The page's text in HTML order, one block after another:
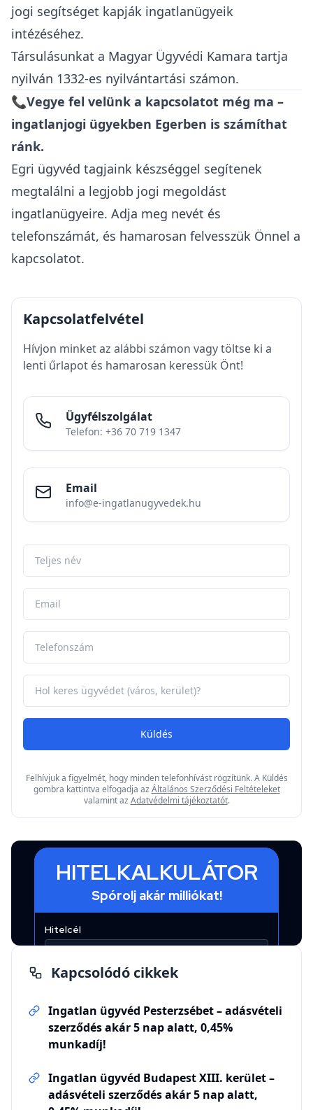
jogi segítséget kapják ingatlanügyeik
intézéséhez.
Társulásunkat a Magyar Ügyvédi Kamara tartja
nyilván 1332-es nyilvántartási számon.
📞Vegye fel velünk a kapcsolatot még ma –
ingatlanjogi ügyekben Egerben is számíthat
ránk.
Egri ügyvéd tagjaink készséggel segítenek
megtalálni a legjobb jogi megoldást
ingatlanügyeire. Adja meg nevét és
telefonszámát, és hamarosan felvesszük Önnel a
kapcsolatot.
Kapcsolatfelvétel
Hívjon minket az alábbi számon vagy töltse ki a
lenti űrlapot és hamarosan keressük Önt!
Ügyfélszolgálat
Telefon: +36 70 719 1347
Email
info@e-ingatlanugyvedek.hu
Küldés
Felhívjuk a figyelmét, hogy minden telefonhívást rögzítünk. A Küldés
gombra kattintva elfogadja az Általános Szerződési Feltételeket
valamint az Adatvédelmi tájékoztatót.